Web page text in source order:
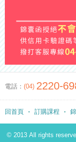
電話： (04) 2220-
回首頁 訂購課程
© 2013 All rights